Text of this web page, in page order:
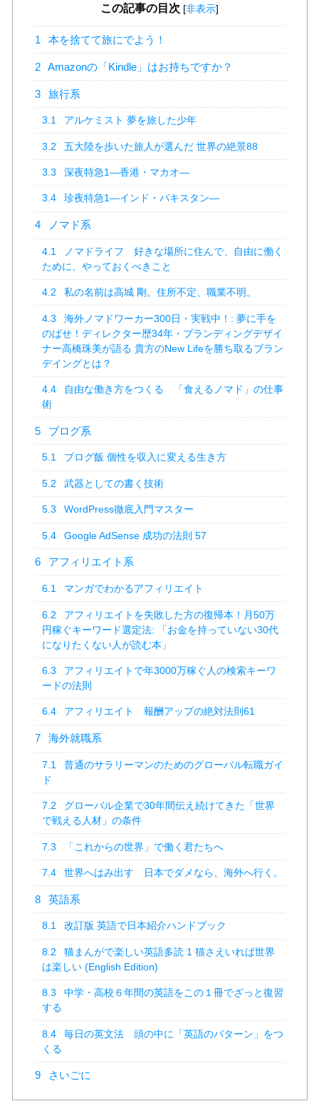
この記事の目次 [非表示]
1 本を捨てて旅にでよう！
2 Amazonの「Kindle」はお持ちですか？
3 旅行系
3.1 アルケミスト 夢を旅した少年
3.2 五大陸を歩いた旅人が選んだ 世界の絶景88
3.3 深夜特急1―香港・マカオ―
3.4 珍夜特急1―インド・パキスタン―
4 ノマド系
4.1
ノマドライフ 好きな場所に住んで、自由に働く
ために、やっておくべきこと
4.2 私の名前は高城 剛。住所不定、職業不明。
4.3
海外ノマドワーカー300日・実戦中！: 夢に手を
のばせ！ディレクター歴34年・ブランディングデザイ
ナー高橋珠美が語る 貴方のNew Lifeを勝ち取るブラン
デイングとは？
4.4
自由な働き方をつくる 「食えるノマド」の仕事
術
5 ブログ系
5.1 ブログ飯 個性を収入に変える生き方
5.2 武器としての書く技術
5.3 WordPress徹底入門マスター
5.4 Google AdSense 成功の法則 57
6 アフィリエイト系
6.1 マンガでわかるアフィリエイト
6.2
アフィリエイトを失敗した方の復帰本！月50万
円稼ぐキーワード選定法: 「お金を持っていない30代
になりたくない人が読む本」
6.3
アフィリエイトで年3000万稼ぐ人の検索キーワ
ードの法則
6.4 アフィリエイト 報酬アップの絶対法則61
7 海外就職系
7.1
普通のサラリーマンのためのグローバル転職ガイ
ド
7.2
グローバル企業で30年間伝え続けてきた「世界
で戦える人材」の条件
7.3 「これからの世界」で働く君たちへ
7.4 世界へはみ出す 日本でダメなら、海外へ行く。
8 英語系
8.1 改訂版 英語で日本紹介ハンドブック
8.2
猫まんがで楽しい英語多読 1 猫さえいれば世界
は楽しい (English Edition)
8.3
中学・高校６年間の英語をこの１冊でざっと復習
する
8.4
毎日の英文法 頭の中に「英語のパターン」をつ
くる
9 さいごに